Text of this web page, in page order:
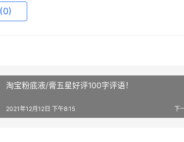
(0)
淘宝粉底液/膏五星好评100字评语！
下
2021年12月12日 下午8:15